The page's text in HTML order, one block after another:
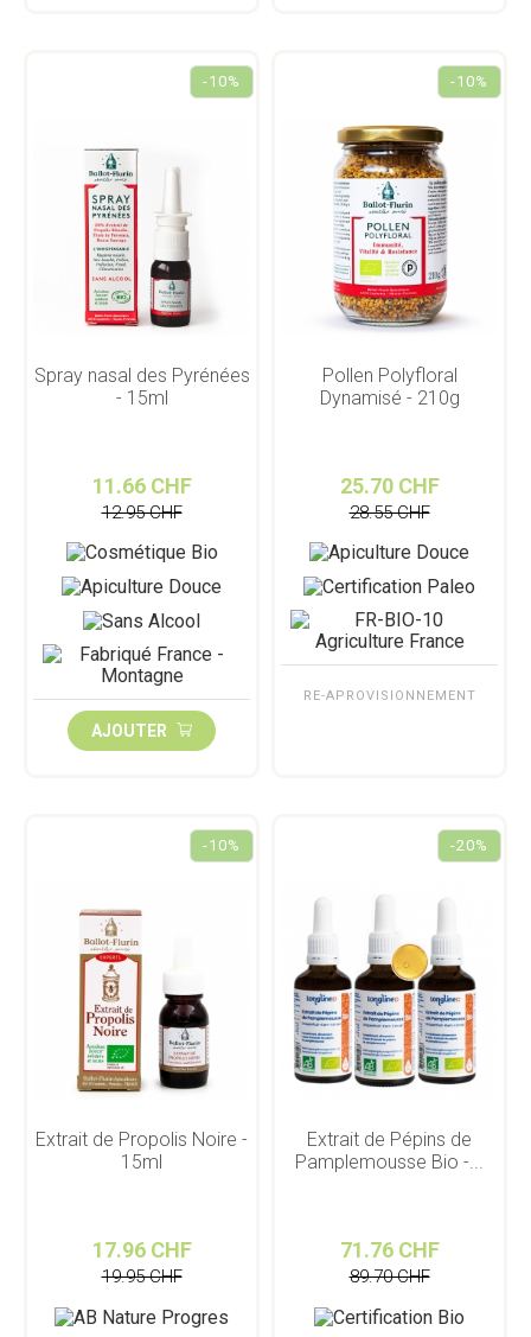
-10%
Spray nasal des Pyrénées
- 15ml
11.66 CHF
12.95 CHF
AJOUTER
-10%
Pollen Polyfloral
Dynamisé - 210g
25.70 CHF
28.55 CHF
RE-APROVISIONNEMENT
-10%
Extrait de Propolis Noire -
15ml
17.96 CHF
19.95 CHF
-20%
Extrait de Pépins de
Pamplemousse Bio -...
71.76 CHF
89.70 CHF